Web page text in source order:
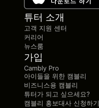
튜터 소개
고객 지원 센터
커리어
뉴스룸
가입
Cambly Pro
아이들을 위한 캠블리
비즈니스용 캠블리
튜터가 되고 싶으세요?
캠블리 홍보대사 신청하기